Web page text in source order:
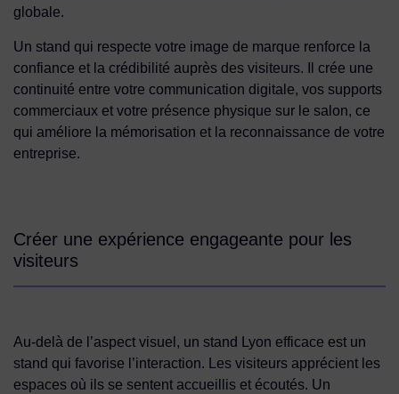
globale.
Un stand qui respecte votre image de marque renforce la
confiance et la crédibilité auprès des visiteurs. Il crée une
continuité entre votre communication digitale, vos supports
commerciaux et votre présence physique sur le salon, ce
qui améliore la mémorisation et la reconnaissance de votre
entreprise.
Créer une expérience engageante pour les
visiteurs
Au-delà de l’aspect visuel, un stand Lyon efficace est un
stand qui favorise l’interaction. Les visiteurs apprécient les
espaces où ils se sentent accueillis et écoutés. Un